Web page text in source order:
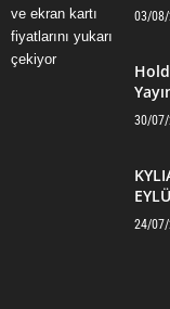
03/
30/
24/